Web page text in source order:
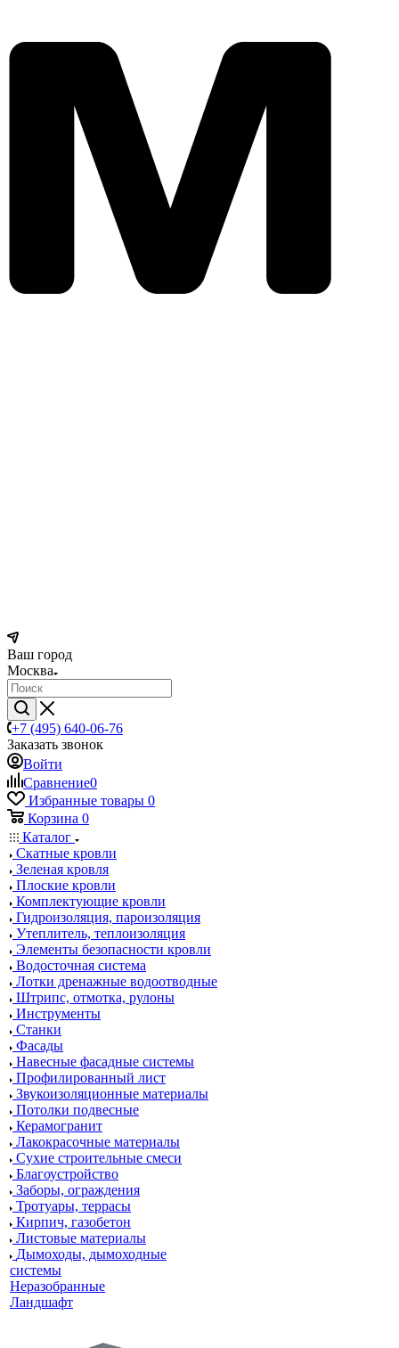
Ваш город
Москва
+7 (495) 640-06-76
Заказать звонок
Войти
Сравнение0
Избранные товары 0
Корзина 0
Каталог
Скатные кровли
Зеленая кровля
Плоские кровли
Комплектующие кровли
Гидроизоляция, пароизоляция
Утеплитель, теплоизоляция
Элементы безопасности кровли
Водосточная система
Лотки дренажные водоотводные
Штрипс, отмотка, рулоны
Инструменты
Станки
Фасады
Навесные фасадные системы
Профилированный лист
Звукоизоляционные материалы
Потолки подвесные
Керамогранит
Лакокрасочные материалы
Сухие строительные смеси
Благоустройство
Заборы, ограждения
Тротуары, террасы
Кирпич, газобетон
Листовые материалы
Дымоходы, дымоходные
системы
Неразобранные
Ландшафт